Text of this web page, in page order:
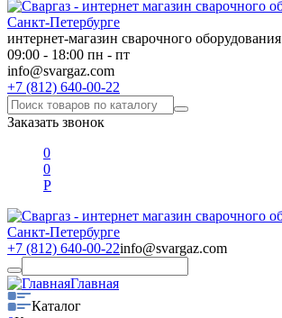
интернет-магазин сварочного оборудования
09:00 - 18:00 пн - пт
info@svargaz.com
+7 (812) 640-00-22
Заказать звонок
0
0
Р
+7 (812) 640-00-22info@svargaz.com
Главная
Каталог